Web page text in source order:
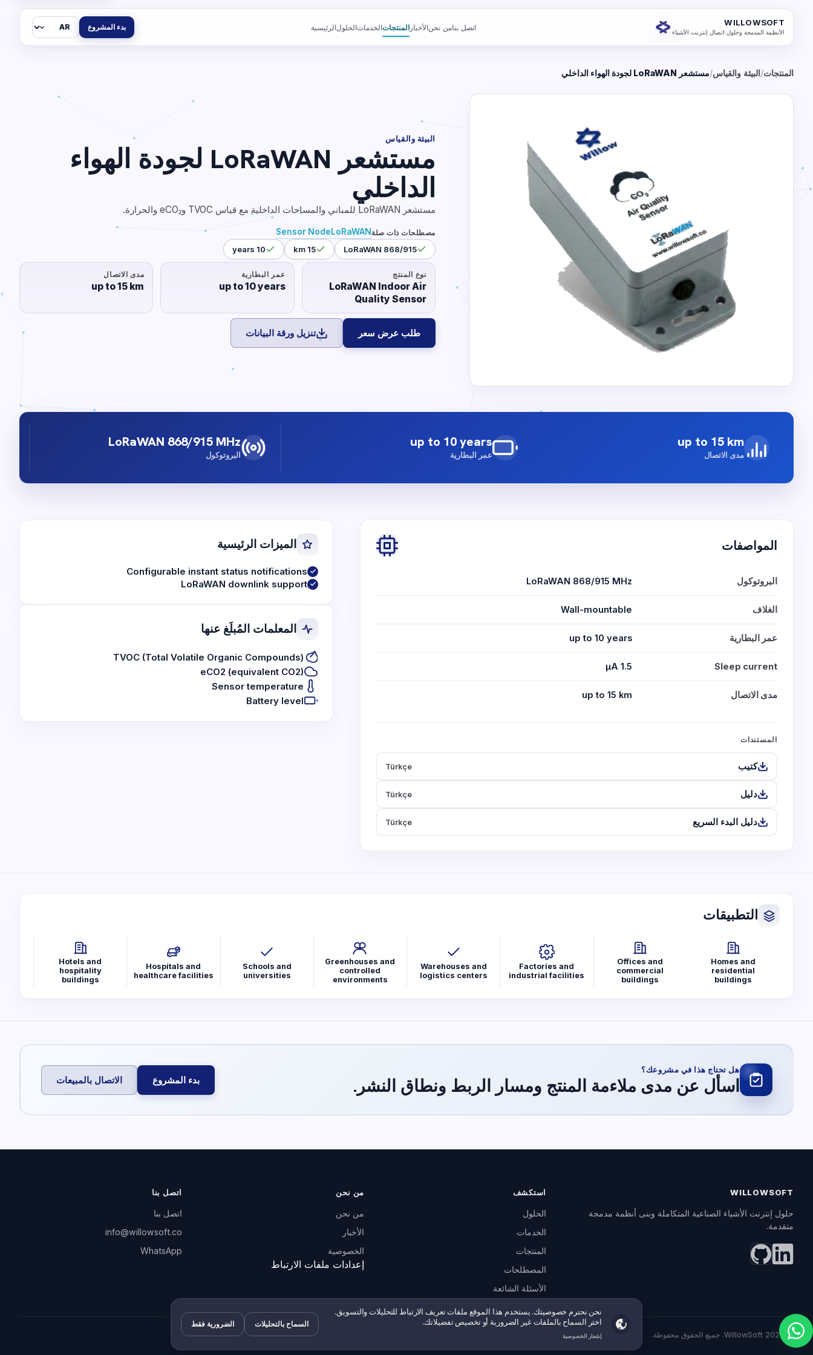
WILLOWSOFT
الأنظمة المدمجة وحلول اتصال إنترنت الأشياء
الرئيسيةالحلولالخدماتالمنتجات الأخبارمن نحناتصل بنا اللغة بدء المشروع
المنتجات/البيئة والقياس/مستشعر LoRaWAN لجودة الهواء الداخلي
البيئة والقياس
مستشعر LoRaWAN لجودة الهواء
الداخلي
مستشعر LoRaWAN للمباني والمساحات الداخلية مع قياس TVOC وeCO₂ والحرارة.
مصطلحات ذات صلة LoRaWAN
Sensor Node
LoRaWAN 868/915
15 km
10 years
نوع المنتج
LoRaWAN Indoor Air
Quality Sensor
عمر البطارية
up to 10 years
مدى الاتصال
up to 15 km
طلب عرض سعر تنزيل ورقة البيانات
up to 15 km
مدى الاتصال
up to 10 years
عمر البطارية
LoRaWAN 868/915 MHz
البروتوكول
المواصفات
البروتوكول LoRaWAN 868/915 MHz
الغلاف Wall-mountable
عمر البطارية up to 10 years
Sleep current
1.5 μA
مدى الاتصال up to 15 km
المستندات
كتيب Türkçe
دليل Türkçe
دليل البدء السريع Türkçe
الميزات الرئيسية
Configurable instant status notifications
LoRaWAN downlink support
المعلمات المُبلَغ عنها
TVOC (Total Volatile Organic Compounds)
eCO2 (equivalent CO2)
Sensor temperature
Battery level
التطبيقات
Homes and
residential
buildings
Offices and
commercial
buildings
Factories and
industrial facilities
Warehouses and
logistics centers
Greenhouses and
controlled
environments
Schools and
universities
Hospitals and
healthcare facilities
Hotels and
hospitality
buildings
هل تحتاج هذا في مشروعك؟
اسأل عن مدى ملاءمة المنتج ومسار الربط ونطاق النشر. بدء المشروع الاتصال بالمبيعات
WILLOWSOFT
حلول إنترنت الأشياء الصناعية المتكاملة وبنى أنظمة مدمجة
متقدمة.
استكشف
الحلول
الخدمات
المنتجات
المصطلحات
الأسئلة الشائعة
من نحن
من نحن
الأخبار
الخصوصية
إعدادات ملفات الارتباط
اتصل بنا
اتصل بنا
info@willowsoft.co
WhatsApp
© 2026 WillowSoft. جميع الحقوق محفوظة.
خصوصيتك، اختيارك
نحن نحترم خصوصيتك. يستخدم هذا الموقع ملفات تعريف الارتباط للتحليلات والتسويق.
اختر السماح بالملفات غير الضرورية أو تخصيص تفضيلاتك.
إشعار الخصوصية
السماح بالتحليلات الضرورية فقط